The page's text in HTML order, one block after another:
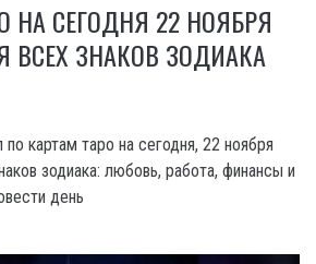
НА СЕГОДНЯ 22 НОЯБРЯ
ВСЕХ ЗНАКОВ ЗОДИАКА
картам таро на сегодня, 22 ноября
зодиака: любовь, работа, финансы и
день